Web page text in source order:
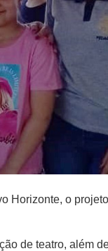
Horizonte, o
de teatro, além